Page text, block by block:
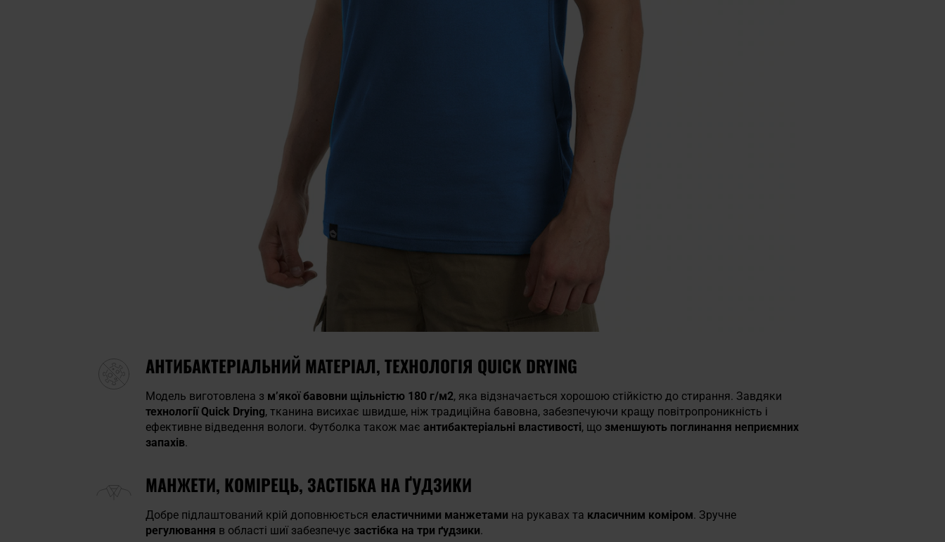
АНТИБАКТЕРІАЛЬНИЙ МАТЕРІАЛ, ТЕХНОЛОГІЯ QUICK DRYING
Модель виготовлена з м’якої бавовни щільністю 180 г/м2, яка відзначається хорошою стійкістю до стирання. Завдяки
технології Quick Drying, тканина висихає швидше, ніж традиційна бавовна, забезпечуючи кращу повітропроникність і
ефективне відведення вологи. Футболка також має антибактеріальні властивості, що зменшують поглинання неприємних
запахів.
МАНЖЕТИ, КОМІРЕЦЬ, ЗАСТІБКА НА ҐУДЗИКИ
Добре підлаштований крій доповнюється еластичними манжетами на рукавах та класичним коміром. Зручне
регулювання в області шиї забезпечує застібка на три ґудзики.